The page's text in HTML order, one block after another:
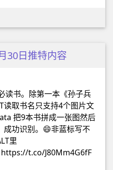
30日推特内容
书。除第一本《孙子兵
取书名只支持4个图片文
把9本书拼成一张图然后
成功识别。😄非蓝标写不
里
t.co/J80Mm4G6fF